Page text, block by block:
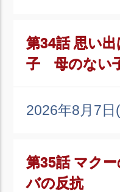
第34話 思い
子 母のない
2026年8月7日
第35話 マク
バの反抗